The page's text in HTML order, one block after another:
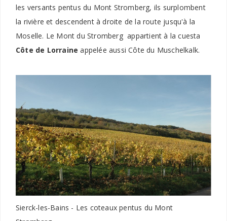
les versants pentus du Mont Stromberg, ils surplombent
la rivière et descendent à droite de la route jusqu'à la
Moselle. Le Mont du Stromberg appartient à la cuesta
Côte de Lorraine appelée aussi Côte du Muschelkalk.
Sierck-les-Bains - Les coteaux pentus du Mont